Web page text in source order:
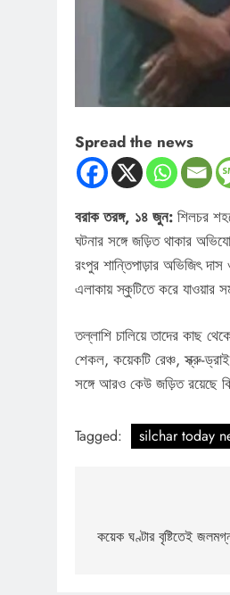
Spread the news
বরাক তরঙ্গ, ১৪ জুন: শিলচর
ঘটনার সঙ্গে জড়িত থাকার
রংপুর শান্তিপাড়ার অভিজিৎ
এলাকায় স্কুটিতে করে
তল্লাশি চালিয়ে তাদের কাছ
শেকল, কয়েকটি রেঞ্চ, স্ক্রু-
সঙ্গে আরও কেউ জড়িত রয়েছে
Tagged: silchar today
navigation
কয়েক ঘণ্টার বৃষ্টিতেই